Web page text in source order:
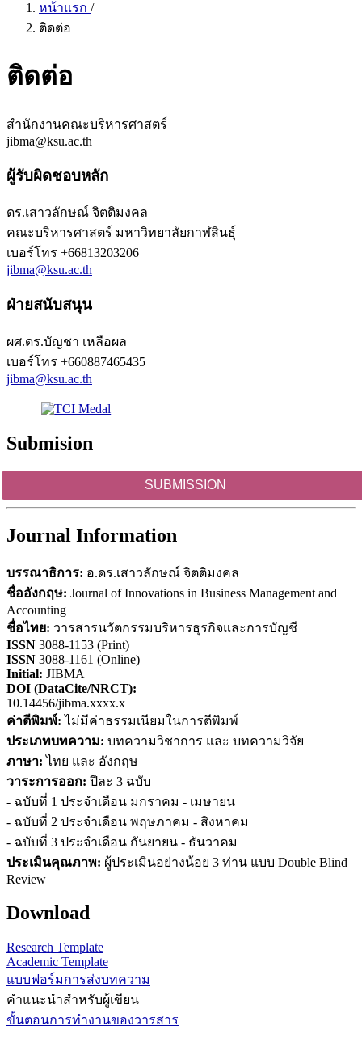
หน้าแรก /
ติดต่อ
ติดต่อ
สำนักงานคณะบริหารศาสตร์
jibma@ksu.ac.th
ผู้รับผิดชอบหลัก
ดร.เสาวลักษณ์ จิตติมงคล
คณะบริหารศาสตร์ มหาวิทยาลัยกาฬสินธุ์
เบอร์โทร +66813203206
jibma@ksu.ac.th
ฝ่ายสนับสนุน
ผศ.ดร.บัญชา เหลือผล
เบอร์โทร +660887465435
jibma@ksu.ac.th
Submision
SUBMISSION
Journal Information
บรรณาธิการ: อ.ดร.เสาวลักษณ์ จิตติมงคล
ชื่ออังกฤษ: Journal of Innovations in Business Management and
Accounting
ชื่อไทย: วารสารนวัตกรรมบริหารธุรกิจและการบัญชี
ISSN 3088-1153 (Print)
ISSN 3088-1161 (Online)
Initial: JIBMA
DOI (DataCite/NRCT):
10.14456/jibma.xxxx.x
ค่าตีพิมพ์: ไม่มีค่าธรรมเนียมในการตีพิมพ์
ประเภทบทความ: บทความวิชาการ และ บทความวิจัย
ภาษา: ไทย และ อังกฤษ
วาระการออก: ปีละ 3 ฉบับ
- ฉบับที่ 1 ประจำเดือน มกราคม - เมษายน
- ฉบับที่ 2 ประจำเดือน พฤษภาคม - สิงหาคม
- ฉบับที่ 3 ประจำเดือน กันยายน - ธันวาคม
ประเมินคุณภาพ: ผู้ประเมินอย่างน้อย 3 ท่าน แบบ Double Blind
Review
Download
Research Template
Academic Template
แบบฟอร์มการส่งบทความ
คำแนะนำสำหรับผู้เขียน
ขั้นตอนการทำงานของวารสาร